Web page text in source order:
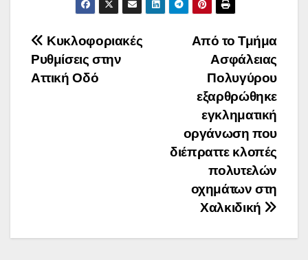
Πλοήγηση
άρθρων
Από το Τμήμα
Ασφάλειας
Πολυγύρου
εξαρθρώθηκε
εγκληματική
οργάνωση που
διέπραττε κλοπές
πολυτελών
οχημάτων στη
Χαλκιδική
Κυκλοφοριακές
Ρυθμίσεις στην
Αττική Οδό